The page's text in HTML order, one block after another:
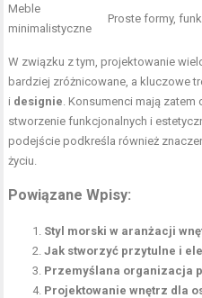
Meble
minimalistyczne
Proste formy,
W związku z tym, projektowanie
bardziej zróżnicowane, a kluczowe
i designie . Konsumenci mają
stworzenie funkcjonalnych i
podejście podkreśla również
życiu.
Powiązane Wpisy:
Styl morski w aranżacji
Jak stworzyć przytulne i
Przemyślana organizacja
Projektowanie wnętrz dla